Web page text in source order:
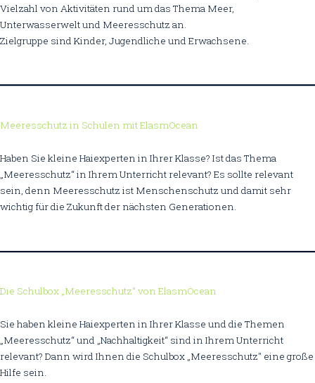
Vielzahl von Aktivitäten rund um das Thema Meer,
Unterwasserwelt und Meeresschutz an.
Zielgruppe sind Kinder, Jugendliche und Erwachsene.
Meeresschutz in Schulen mit ElasmOcean
Haben Sie kleine Haiexperten in Ihrer Klasse? Ist das Thema
„Meeresschutz“ in Ihrem Unterricht relevant? Es sollte relevant
sein, denn Meeresschutz ist Menschenschutz und damit sehr
wichtig für die Zukunft der nächsten Generationen.
Die Schulbox „Meeresschutz“ von ElasmOcean
Sie haben kleine Haiexperten in Ihrer Klasse und die Themen
„Meeresschutz“ und „Nachhaltigkeit“ sind in Ihrem Unterricht
relevant? Dann wird Ihnen die Schulbox „Meeresschutz" eine große
Hilfe sein.